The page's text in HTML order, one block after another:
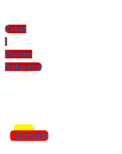
Zakat
/
Donasi
Sekarang
xzczc
Donasi